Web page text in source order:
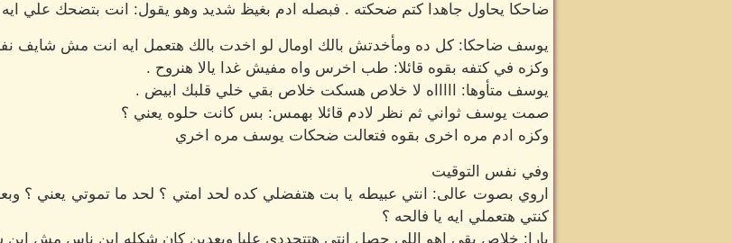
ضاحكا يحاول جاهدا كتم ضحكته . فبصله ادم بغيظ شديد وهو يقول: انت بتضحك علي
يوسف ضاحكا: كل ده ومأخدتش بالك اومال لو اخدت بالك هتعمل ايه انت مش شايف
وكزه في كتفه بقوه قائلا: طب اخرس واه مفيش غدا يالا هنروح .
يوسف متأوها: اااااه لا خلاص هسكت خلاص بقي خلي قلبك ابيض .
صمت يوسف ثواني ثم نظر لادم قائلا بهمس: بس كانت حلوه يعني ؟
وكزه ادم مره اخرى بقوه فتعالت ضحكات يوسف مره اخري
وفي نفس التوقيت
اروي بصوت عالى: انتي عبيطه يا بت هتفضلي كده لحد امتي ؟ لحد ما تموتي يعني ؟
كنتي هتعملي ايه يا فالحه ؟
يارا: خلاص بقي اهو اللي حصل انتي هتتجددى عليا وبعدين كان شكله ابن ناس مش ابن